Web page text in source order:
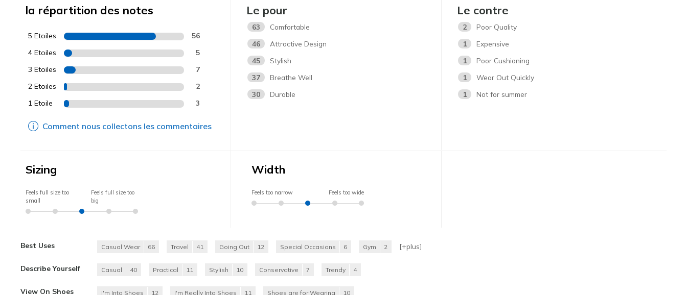
la répartition des notes
5 Etoiles 56
4 Etoiles 5
3 Etoiles 7
2 Etoiles 2
1 Etoile 3
Comment nous collectons les commentaires
Le pour
63
Comfortable
46
Attractive Design
45
Stylish
37
Breathe Well
30
Durable
Le contre
2
Poor Quality
1
Expensive
1
Poor Cushioning
1
Wear Out Quickly
1
Not for summer
Sizing
Feels full size too
small
Feels full size too
big
Width
Feels too narrow Feels too wide
Best Uses Casual Wear 66 Travel 41 Going Out 12 Special Occasions 6 Gym 2 [+plus]
Describe Yourself Casual 40 Practical 11 Stylish 10 Conservative 7 Trendy 4
View On Shoes I'm Into Shoes 12 I'm Really Into Shoes 11 Shoes are for Wearing 10